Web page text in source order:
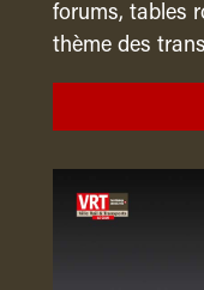
forums, tables
thème des